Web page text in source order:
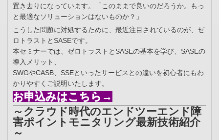
置き去りになっています。「このままで良いのだろうか。もっ
と最適なソリューションはないものか？」
こうした問題に対処するために、最近注目されているのが、ゼ
ロトラストとSASEです。
本セミナーでは、ゼロトラストとSASEの基本を学び、SASEの
導入メリット、
SWGやCASB、SSEといったサービスとの違いを初心者にもわ
かりやすくご説明いたします。
お申込みはこちら→
～クラウド時代のエンドツーエンド障
害ポイントモニタリング最新技術紹介
～